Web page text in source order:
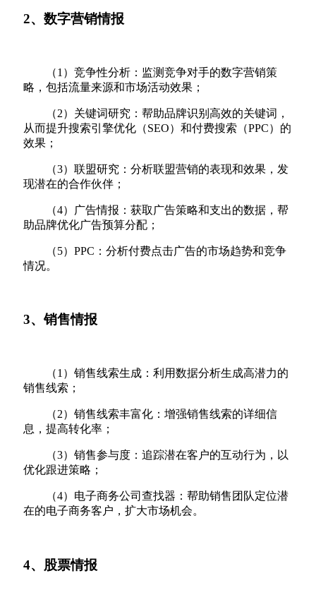
2、数字营销情报
（1）竞争性分析：监测竞争对手的数字营销策
略，包括流量来源和市场活动效果；
（2）关键词研究：帮助品牌识别高效的关键词，
从而提升搜索引擎优化（SEO）和付费搜索（PPC）的
效果；
（3）联盟研究：分析联盟营销的表现和效果，发
现潜在的合作伙伴；
（4）广告情报：获取广告策略和支出的数据，帮
助品牌优化广告预算分配；
（5）PPC：分析付费点击广告的市场趋势和竞争
情况。
3、销售情报
（1）销售线索生成：利用数据分析生成高潜力的
销售线索；
（2）销售线索丰富化：增强销售线索的详细信
息，提高转化率；
（3）销售参与度：追踪潜在客户的互动行为，以
优化跟进策略；
（4）电子商务公司查找器：帮助销售团队定位潜
在的电子商务客户，扩大市场机会。
4、股票情报